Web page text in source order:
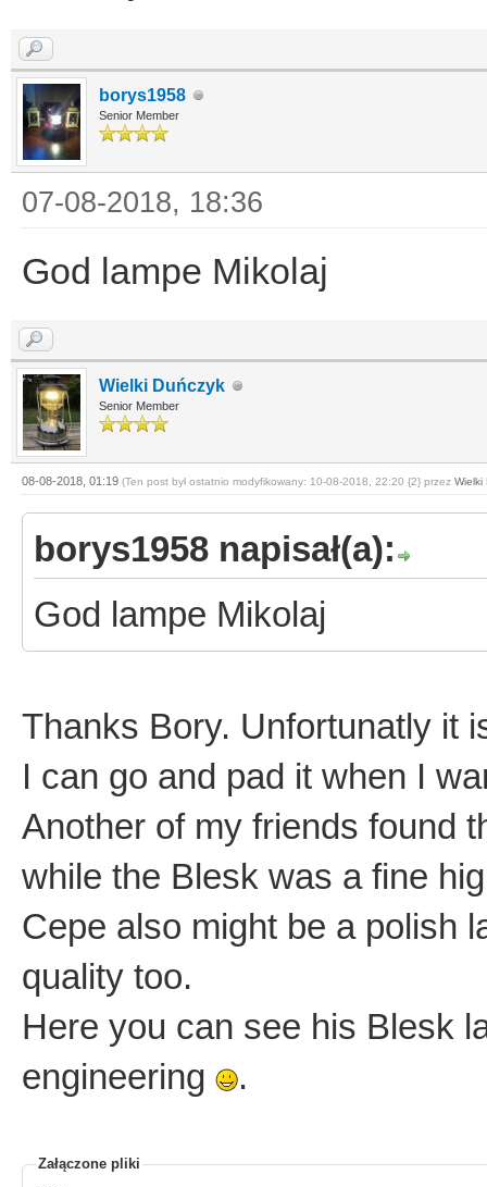
borys1958
Senior Member
07-08-2018, 18:36
God lampe Mikolaj
Wielki Duńczyk
Senior Member
08-08-2018, 01:19 (Ten post był ostatnio modyfikowany: 10-08-2018, 22:20 {2} przez Wielki
borys1958 napisał(a):
God lampe Mikolaj
Thanks Bory. Unfortunatly it
I can go and pad it when I
Another of my friends found
while the Blesk was a fine
Cepe also might be a polish
quality too.
Here you can see his Blesk
engineering
.
Załączone pliki